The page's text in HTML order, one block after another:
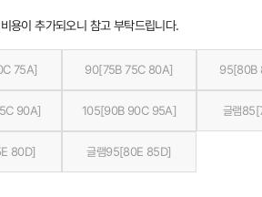
용이 추가되오니 참고 부탁드립니다.
75A] 90[75B 75C 80A] 95[80B
90A] 105[90B 90C 95A] 글램
80D] 글램95[80E 85D]